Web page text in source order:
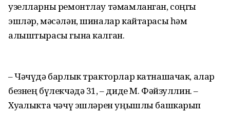
узелларны ремонтлау тәмамланган, соңгы
эшләр, мәсәлән, шиналар кайтарасы һәм
алыштырасы гына калган.
– Чәчүдә барлык тракторлар катнашачак, алар
безнең бүлекчәдә 31, – диде М. Фәйзуллин. –
Хуҗалыкта чәчү эшләрен уңышлы башкарып